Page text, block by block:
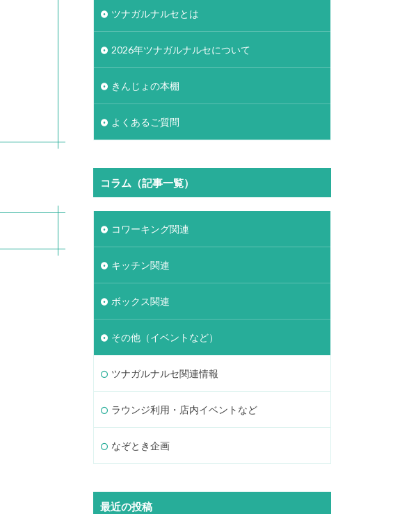
ツナガルナルセとは
2026年ツナガルナルセについて
きんじょの本棚
よくあるご質問
コラム（記事一覧）
コワーキング関連
キッチン関連
ボックス関連
その他（イベントなど）
ツナガルナルセ関連情報
ラウンジ利用・店内イベントなど
なぞとき企画
最近の投稿